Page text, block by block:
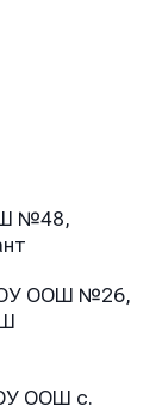
№48,
ООШ №26,
ООШ с.